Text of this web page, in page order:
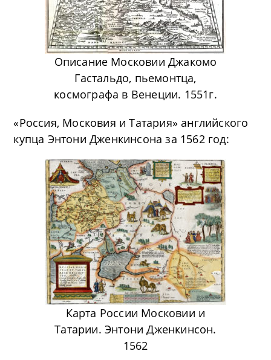
Описание Московии Джакомо
Гаcтальдо, пьемонтца,
космографа в Венеции. 1551г.
«Россия, Московия и Татария» английского
купца Энтони Дженкинсона за 1562 год:
Карта России Московии и
Татарии. Энтони Дженкинсон.
1562